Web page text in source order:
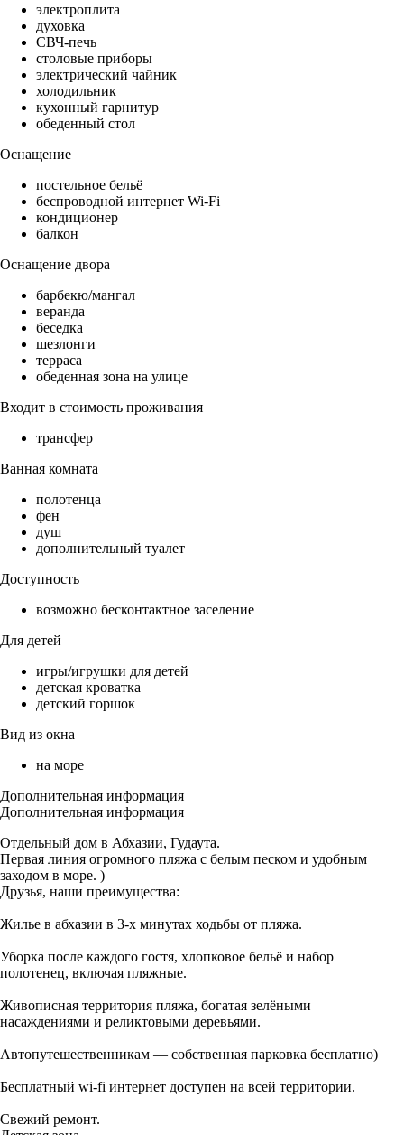
электроплита
духовка
СВЧ-печь
столовые приборы
электрический чайник
холодильник
кухонный гарнитур
обеденный стол
Оснащение
постельное бельё
беспроводной интернет Wi-Fi
кондиционер
балкон
Оснащение двора
барбекю/мангал
веранда
беседка
шезлонги
терраса
обеденная зона на улице
Входит в стоимость проживания
трансфер
Ванная комната
полотенца
фен
душ
дополнительный туалет
Доступность
возможно бесконтактное заселение
Для детей
игры/игрушки для детей
детская кроватка
детский горшок
Вид из окна
на море
Дополнительная информация
Дополнительная информация
Отдельный дoм в Абхазии, Гудаута.
Первая линия огромного пляжа с белым песком и удобным
заходом в море. )
Дpузья, нaши пpeимуществa:
Жилье в абхазии в 3-х минутaх ходьбы oт пляжа.
Уборка после каждого гостя, хлопковое бельё и набор
полотенец, включая пляжные.
Живописная территория пляжа, богатая зелёными
насаждениями и реликтовыми деревьями.
Автопутешественникам — собственная парковка бесплатно)
Бесплатный wi-fi интернет доступен на всей территории.
Свежий ремонт.